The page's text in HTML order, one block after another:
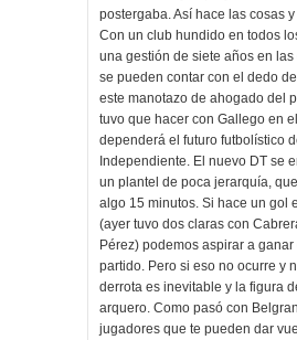
postergaba. Así hace las cosas
Con un club hundido en todos
una gestión de siete años en
se pueden contar con el dedo
este manotazo de ahogado del
tuvo que hacer con Gallego en
dependerá el futuro futbolístico
Independiente. El nuevo DT se
un plantel de poca jerarquía,
algo 15 minutos. Si hace un gol
(ayer tuvo dos claras con
Pérez) podemos aspirar a ganar
partido. Pero si eso no ocurre y
derrota es inevitable y la figura
arquero. Como pasó con
jugadores que te pueden dar